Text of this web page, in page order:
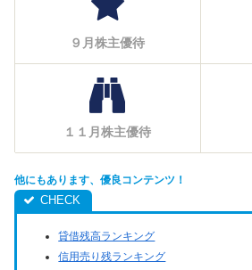
９月株主優待
１１月株主優待
他にもあります、優良コンテンツ！
貸借残高ランキング
信用売り残ランキング